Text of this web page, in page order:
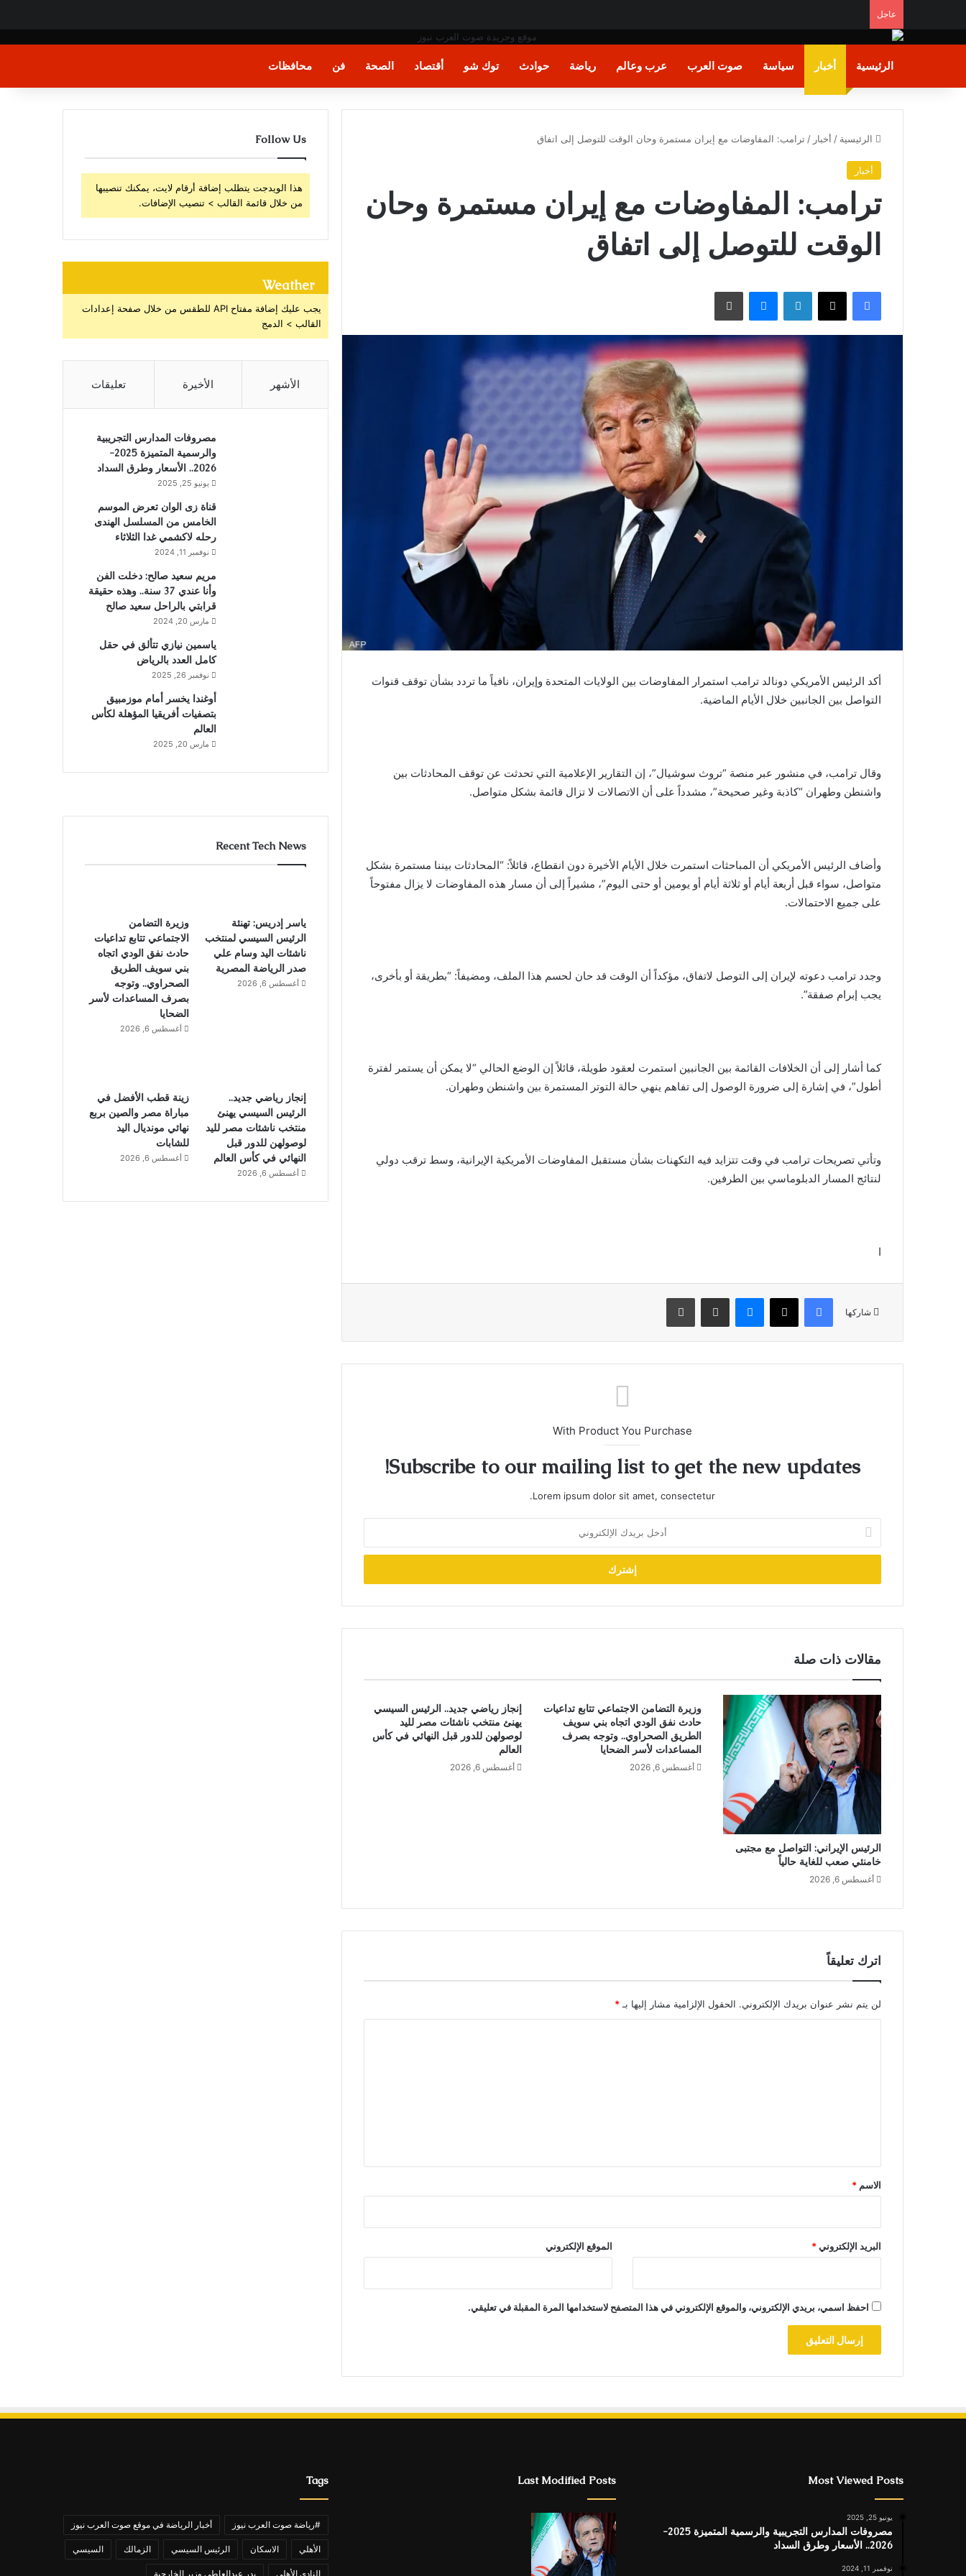
عاجل
الرئيسية أخبار سياسة صوت العرب عرب وعالم رياضة حوادث توك شو أقتصاد الصحة فن محافظات
الرئيسية / أخبار / ترامب: المفاوضات مع إيران مستمرة وحان الوقت للتوصل إلى اتفاق
أخبار
ترامب: المفاوضات مع إيران مستمرة وحان
الوقت للتوصل إلى اتفاق
فيسبوك X لينكدإن ماسنجر طباعة
أكد الرئيس الأمريكي دونالد ترامب استمرار المفاوضات بين الولايات المتحدة وإيران، نافياً ما تردد بشأن توقف قنوات
التواصل بين الجانبين خلال الأيام الماضية.
وقال ترامب، في منشور عبر منصة “تروث سوشيال”، إن التقارير الإعلامية التي تحدثت عن توقف المحادثات بين
واشنطن وطهران “كاذبة وغير صحيحة”، مشدداً على أن الاتصالات لا تزال قائمة بشكل متواصل.
وأضاف الرئيس الأمريكي أن المباحثات استمرت خلال الأيام الأخيرة دون انقطاع، قائلاً: “المحادثات بيننا مستمرة بشكل
متواصل، سواء قبل أربعة أيام أو ثلاثة أيام أو يومين أو حتى اليوم”، مشيراً إلى أن مسار هذه المفاوضات لا يزال مفتوحاً
على جميع الاحتمالات.
وجدد ترامب دعوته لإيران إلى التوصل لاتفاق، مؤكداً أن الوقت قد حان لحسم هذا الملف، ومضيفاً: “بطريقة أو بأخرى،
يجب إبرام صفقة”.
كما أشار إلى أن الخلافات القائمة بين الجانبين استمرت لعقود طويلة، قائلاً إن الوضع الحالي “لا يمكن أن يستمر لفترة
أطول”، في إشارة إلى ضرورة الوصول إلى تفاهم ينهي حالة التوتر المستمرة بين واشنطن وطهران.
وتأتي تصريحات ترامب في وقت تتزايد فيه التكهنات بشأن مستقبل المفاوضات الأمريكية الإيرانية، وسط ترقب دولي
لنتائج المسار الدبلوماسي بين الطرفين.
ا
شاركها
فيسبوك X ماسنجر مشاركة عبر البريد طباعة
With Product You Purchase
Subscribe to our mailing list to get the new updates!
Lorem ipsum dolor sit amet, consectetur.
بريدك
الإلكتروني
مقالات ذات صلة
الرئيس الإيراني: التواصل مع مجتبى
خامنئي صعب للغاية حالياً
أغسطس 6, 2026
وزيرة التضامن الاجتماعي تتابع تداعيات
حادث نفق الودي اتجاه بني سويف
الطريق الصحراوي.. وتوجه بصرف
المساعدات لأسر الضحايا
أغسطس 6, 2026
إنجاز رياضي جديد.. الرئيس السيسي
يهنئ منتخب ناشئات مصر لليد
لوصولهن للدور قبل النهائي في كأس
العالم
أغسطس 6, 2026
اترك تعليقاً
لن يتم نشر عنوان بريدك الإلكتروني. الحقول الإلزامية مشار إليها بـ*
*
الاسم *
البريد الإلكتروني* الموقع الإلكتروني
احفظ اسمي، بريدي الإلكتروني، والموقع الإلكتروني في هذا المتصفح لاستخدامها المرة المقبلة في تعليقي.
Follow Us
هذا الويدجت يتطلب إضافة أرقام لايت، يمكنك تنصيبها
من خلال قائمة القالب > تنصيب الإضافات.
Weather
يجب عليك إضافة مفتاح API للطقس من خلال صفحة إعدادات
القالب > الدمج
الأشهر الأخيرة تعليقات
مصروفات المدارس التجريبية
والرسمية المتميزة 2025-
2026.. الأسعار وطرق السداد
يونيو 25, 2025
قناة زى الوان تعرض الموسم
الخامس من المسلسل الهندى
رحله لاكشمي غدا الثلاثاء
نوفمبر 11, 2024
مريم سعيد صالح: دخلت الفن
وأنا عندي 37 سنة.. وهذه حقيقة
قرابتي بالراحل سعيد صالح
مارس 20, 2024
ياسمين نيازي تتألق في حقل
كامل العدد بالرياض
نوفمبر 26, 2025
أوغندا يخسر أمام موزمبيق
بتصفيات أفريقيا المؤهلة لكأس
العالم
مارس 20, 2025
Recent Tech News
ياسر إدريس: تهنئة
الرئيس السيسي لمنتخب
ناشئات اليد وسام علي
صدر الرياضة المصرية
أغسطس 6, 2026
وزيرة التضامن
الاجتماعي تتابع تداعيات
حادث نفق الودي اتجاه
بني سويف الطريق
الصحراوي.. وتوجه
بصرف المساعدات لأسر
الضحايا
أغسطس 6, 2026
إنجاز رياضي جديد..
الرئيس السيسي يهنئ
منتخب ناشئات مصر لليد
لوصولهن للدور قبل
النهائي في كأس العالم
أغسطس 6, 2026
زينة قطب الأفضل في
مباراة مصر والصين بربع
نهائي مونديال اليد
للشابات
أغسطس 6, 2026
Most Viewed Posts
يونيو 25, 2025
مصروفات المدارس التجريبية والرسمية المتميزة 2025-
2026.. الأسعار وطرق السداد
نوفمبر 11, 2024
Last Modified Posts
Tags
#رياضة صوت العرب نيوز أخبار الرياضة في موقع صوت العرب نيوز
الأهلي الاسكان الرئيس السيسي الزمالك السيسي
النادي الأهلي بدر عبدالعاطي وزير الخارجية